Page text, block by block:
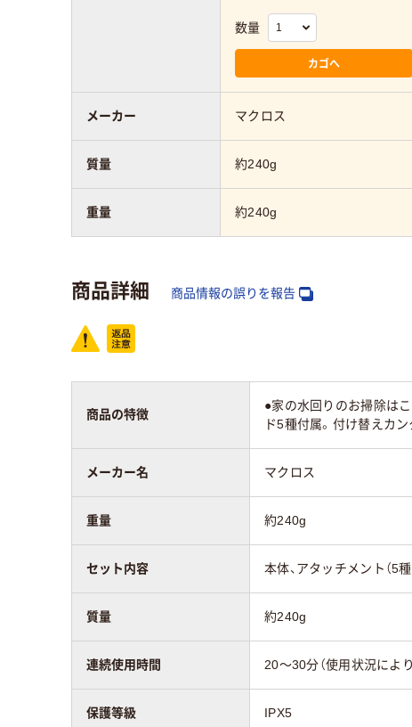
数量
カゴへ
メーカー マクロス
質量 約240g
重量 約240g
商品詳細 商品情報の誤りを報告
商品の特徴
●家の水回りのお掃除は
ド5種付属。付け替えカン
メーカー名 マクロス
重量 約240g
セット内容 本体、アタッチメント（5種
質量 約240g
連続使用時間 20～30分（使用状況により
保護等級 IPX5